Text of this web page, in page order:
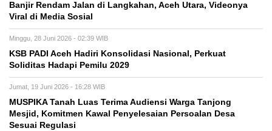
Banjir Rendam Jalan di Langkahan, Aceh Utara, Videonya
Viral di Media Sosial
Minggu, 28 Juni 2026 - 02:39 WIB
KSB PADI Aceh Hadiri Konsolidasi Nasional, Perkuat
Soliditas Hadapi Pemilu 2029
Jumat, 19 Juni 2026 - 16:28 WIB
MUSPIKA Tanah Luas Terima Audiensi Warga Tanjong
Mesjid, Komitmen Kawal Penyelesaian Persoalan Desa
Sesuai Regulasi